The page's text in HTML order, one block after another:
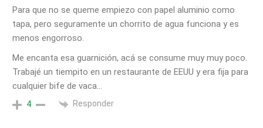
Para que no se queme empiezo con papel aluminio como
tapa, pero seguramente un chorrito de agua funciona y es
menos engorroso.
Me encanta esa guarnición, acá se consume muy muy poco.
Trabajé un tiempito en un restaurante de EEUU y era fija para
cualquier bife de vaca…
4 Responder